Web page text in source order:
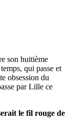
son huitième
qui passe et
obsession du
par Lille ce
le fil rouge de